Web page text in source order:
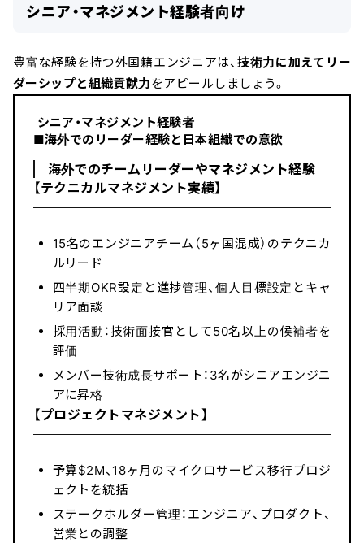
シニア・マネジメント経験者向け
豊富な経験を持つ外国籍エンジニアは、 技術力に加えてリー
ダーシップと組織貢献力をアピールしましょう。
シニア・マネジメント経験者
■海外でのリーダー経験と日本組織での意欲
海外でのチームリーダーやマネジメント経験
【テクニカルマネジメント実績】
15名のエンジニアチーム（5ヶ国混成）のテクニカ
ルリード
四半期OKR設定と進捗管理、個人目標設定とキャ
リア面談
採用活動：技術面接官として50名以上の候補者を
評価
メンバー技術成長サポート：3名がシニアエンジニ
アに昇格
【プロジェクトマネジメント】
予算$2M、18ヶ月のマイクロサービス移行プロジ
ェクトを統括
ステークホルダー管理：エンジニア、プロダクト、
営業との調整